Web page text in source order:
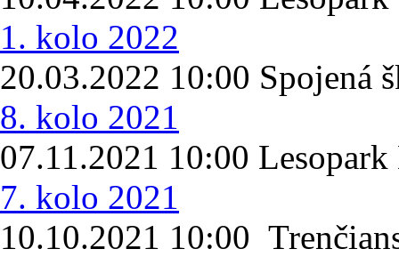
1. kolo 2022
20.03.2022 10:00 Spojená
8. kolo 2021
07.11.2021 10:00 Lesopark
7. kolo 2021
10.10.2021 10:00